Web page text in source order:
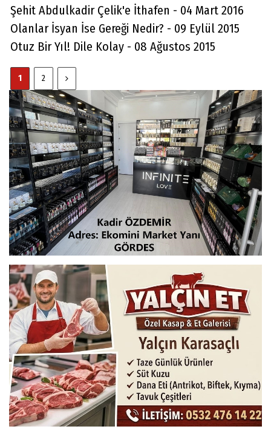
Şehit Abdulkadir Çelik'e İthafen - 04 Mart 2016
Olanlar İsyan İse Gereği Nedir? - 09 Eylül 2015
Otuz Bir Yıl! Dile Kolay - 08 Ağustos 2015
1 2